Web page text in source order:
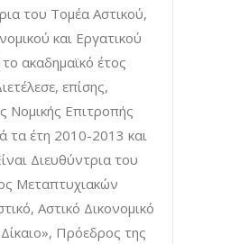
του Τομέα Αστικού,
και Εργατικού
ακαδημαϊκό έτος
επίσης,
Νομικής Επιτροπής
τα έτη 2010-2013 και
Διευθύντρια του
Μεταπτυχιακών
Αστικό Δικονομικό
Πρόεδρος της